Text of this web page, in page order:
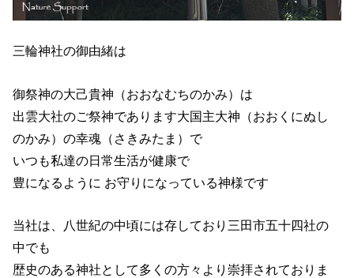
三輪神社の御由緒は
御祭神の大己貴神（おおなむちのかみ）は
出雲大社のご祭神であります大国主大神（おおくにぬし
のかみ）の幸魂（さきみたま）で
いつも私達の日常生活が健康で
豊になるように お守りになっている神様です
当社は、八世紀の中頃には存しており三田市五十四社の
中でも
歴史のある神社として多くの方々より崇拝されておりま